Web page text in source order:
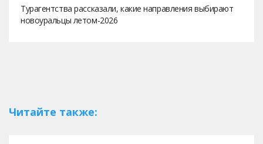
Турагентства рассказали, какие направления выбирают
новоуральцы летом-2026
Читайте также: